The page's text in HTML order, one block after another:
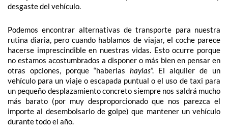
desgaste del vehículo.
Podemos encontrar alternativas de transporte para nuestra
rutina diaria, pero cuando hablamos de viajar, el coche parece
hacerse imprescindible en nuestras vidas. Esto ocurre porque
no estamos acostumbrados a disponer o más bien en pensar en
otras opciones, porque “haberlas haylas”. El alquiler de un
vehículo para un viaje o escapada puntual o el uso de taxi para
un pequeño desplazamiento concreto siempre nos saldrá mucho
más barato (por muy desproporcionado que nos parezca el
importe al desembolsarlo de golpe) que mantener un vehículo
durante todo el año.